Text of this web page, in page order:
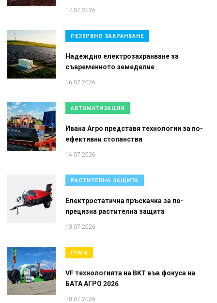
17.07.2026
РЕЗЕРВНО ЗАХРАНВАНЕ
Надеждно електрозахранване за
съвременното земеделие
16.07.2026
АВТОМАТИЗАЦИЯ
Ивана Агро представя технологии за по-
ефективни стопанства
14.07.2026
РАСТИТЕЛНА ЗАЩИТА
Електростатична пръскачка за по-
прецизна растителна защита
13.07.2026
ГУМИ
VF технологията на BKT във фокуса на
БАТА АГРО 2026
10.07.2026